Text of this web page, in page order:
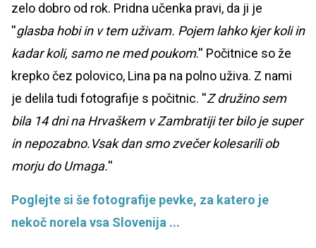
zelo dobro od rok. Pridna učenka pravi, da ji je
''glasba hobi in v tem uživam. Pojem lahko kjer koli in
kadar koli, samo ne med poukom.'' Počitnice so že
krepko čez polovico, Lina pa na polno uživa. Z nami
je delila tudi fotografije s počitnic. ''Z družino sem
bila 14 dni na Hrvaškem v Zambratiji ter bilo je super
in nepozabno.Vsak dan smo zvečer kolesarili ob
morju do Umaga.''
Poglejte si še fotografije pevke, za katero je
nekoč norela vsa Slovenija ...